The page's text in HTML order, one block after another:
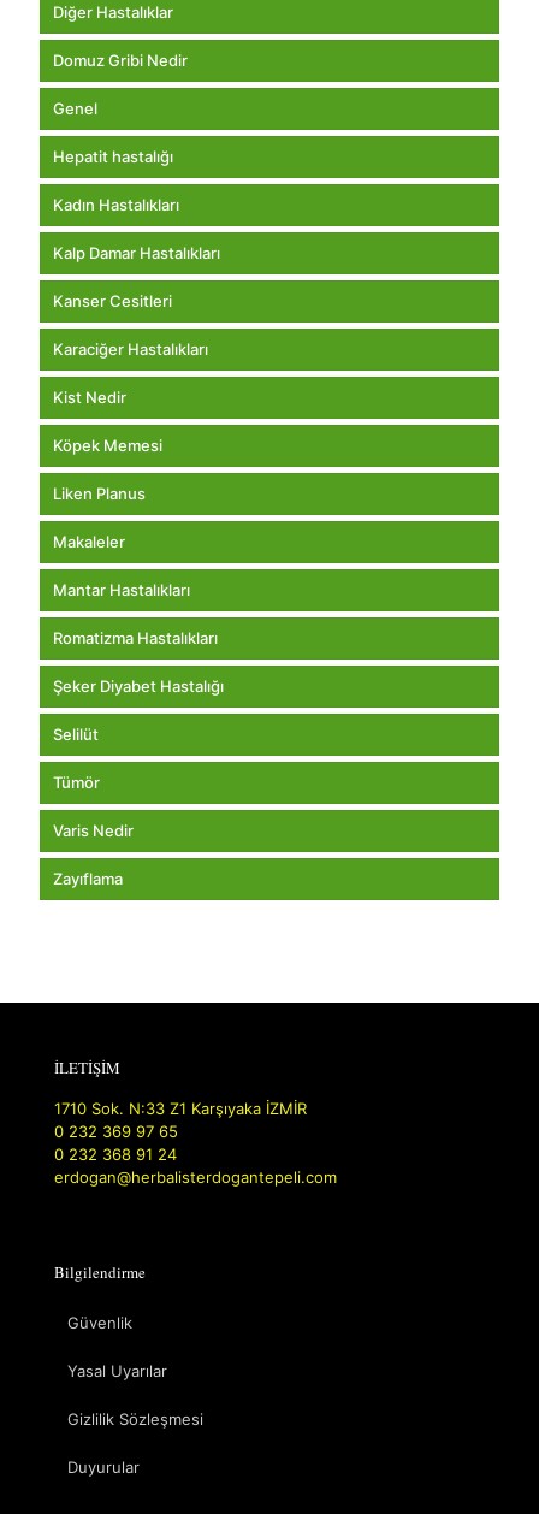
Diğer Hastalıklar
Domuz Gribi Nedir
Genel
Hepatit hastalığı
Kadın Hastalıkları
Kalp Damar Hastalıkları
Kanser Cesitleri
Karaciğer Hastalıkları
Kist Nedir
Köpek Memesi
Liken Planus
Makaleler
Mantar Hastalıkları
Romatizma Hastalıkları
Şeker Diyabet Hastalığı
Selilüt
Tümör
Varis Nedir
Zayıflama
İLETİŞİM
1710 Sok. N:33 Z1 Karşıyaka İZMİR
0 232 369 97 65
0 232 368 91 24
erdogan@herbalisterdogantepeli.com
Bilgilendirme
Güvenlik
Yasal Uyarılar
Gizlilik Sözleşmesi
Duyurular